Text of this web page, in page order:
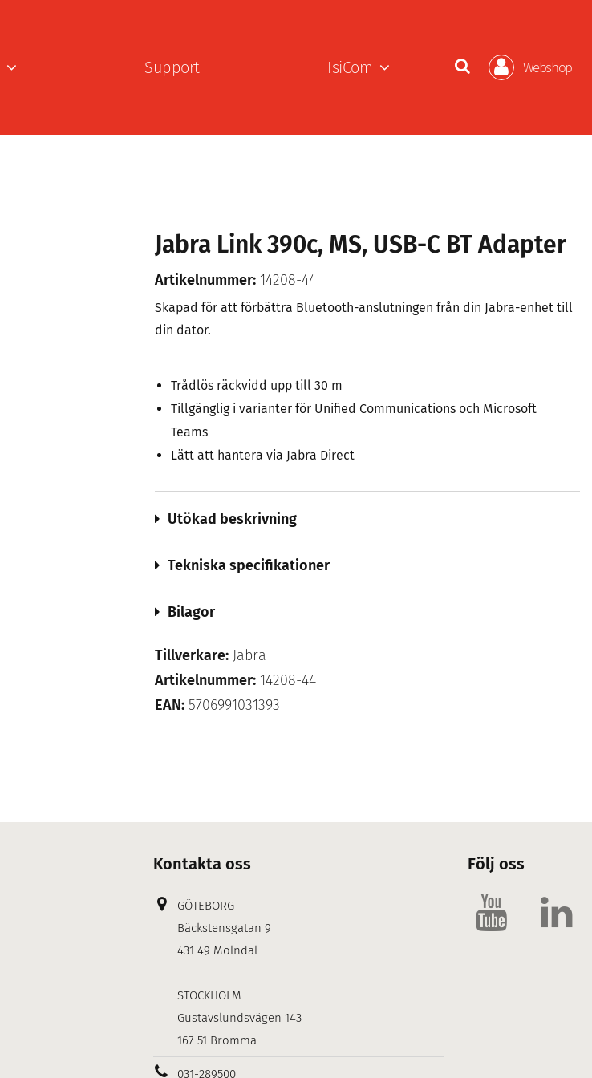
Support IsiCom Webshop
Jabra Link 390c, MS, USB-C BT Adapter
Artikelnummer: 14208-44
Skapad för att förbättra Bluetooth-anslutningen från din Jabra-enhet till
din dator.
Trådlös räckvidd upp till 30 m
Tillgänglig i varianter för Unified Communications och Microsoft
Teams
Lätt att hantera via Jabra Direct
Utökad beskrivning
Tekniska specifikationer
Bilagor
Tillverkare: Jabra
Artikelnummer: 14208-44
EAN: 5706991031393
Kontakta oss
GÖTEBORG
Bäckstensgatan 9
431 49 Mölndal
STOCKHOLM
Gustavslundsvägen 143
167 51 Bromma
031-289500
Följ oss